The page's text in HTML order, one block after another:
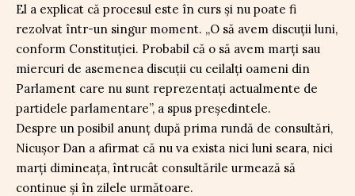
El a explicat că procesul este în curs și nu poate fi
rezolvat într-un singur moment. „O să avem discuții luni,
conform Constituției. Probabil că o să avem marți sau
miercuri de asemenea discuții cu ceilalți oameni din
Parlament care nu sunt reprezentați actualmente de
partidele parlamentare”, a spus președintele.
Despre un posibil anunț după prima rundă de consultări,
Nicușor Dan a afirmat că nu va exista nici luni seara, nici
marți dimineața, întrucât consultările urmează să
continue și în zilele următoare.